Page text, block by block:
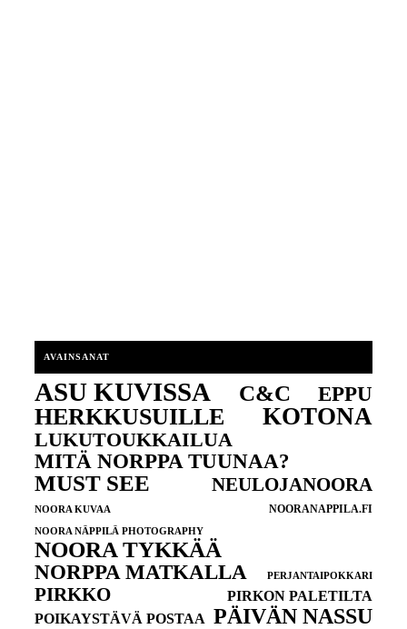
AVAINSANAT
ASU KUVISSA C&C EPPU
HERKKUSUILLE KOTONA
LUKUTOUKKAILUA
MITÄ NORPPA TUUNAA?
MUST SEE NEULOJANOORA
NOORA KUVAA NOORANAPPILA.FI
NOORA NÄPPILÄ PHOTOGRAPHY
NOORA TYKKÄÄ
NORPPA MATKALLA PERJANTAIPOKKARI
PIRKKO
PIRKON PALETILTA
POIKAYSTÄVÄ POSTAA PÄIVÄN NASSU